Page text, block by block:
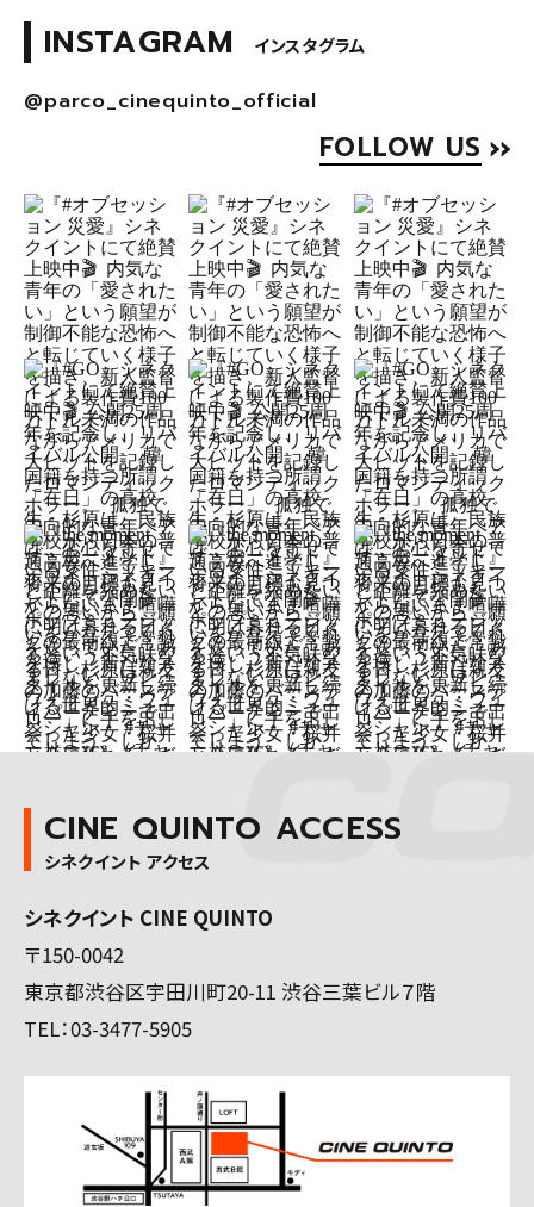
INSTAGRAM インスタグラム
@parco_cinequinto_official
FOLLOW US
CINE QUINTO ACCESS
シネクイント アクセス
シネクイント CINE QUINTO
〒150-0042
東京都渋谷区宇田川町20-11 渋谷三葉ビル７階
TEL：03-3477-5905